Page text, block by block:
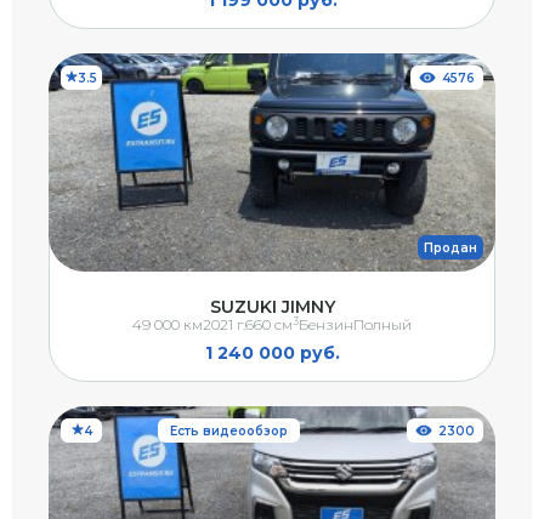
3.5
Продан
4576
SUZUKI JIMNY
1 240 000 руб.
49 000 км2021 г.660 см3БензинПолный
4 Есть видеообзор 2300